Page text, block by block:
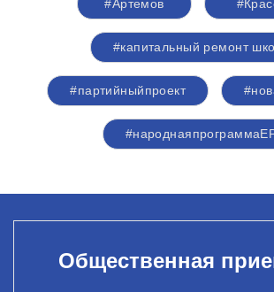
#Артемов
#капитальный ремонт
#партийныйпроект
Общественная